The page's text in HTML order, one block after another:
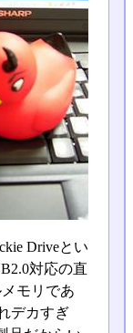
Driveとい
対応の直
モリであ
デカすぎ